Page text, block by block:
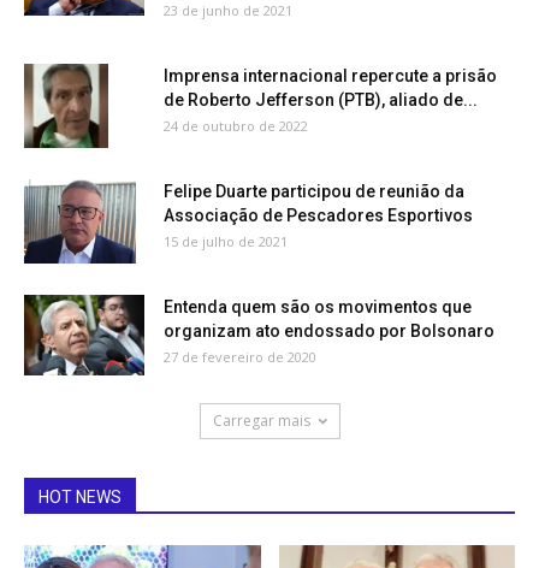
23 de junho de 2021
Imprensa internacional repercute a prisão
de Roberto Jefferson (PTB), aliado de...
24 de outubro de 2022
Felipe Duarte participou de reunião da
Associação de Pescadores Esportivos
15 de julho de 2021
Entenda quem são os movimentos que
organizam ato endossado por Bolsonaro
27 de fevereiro de 2020
Carregar mais
HOT NEWS